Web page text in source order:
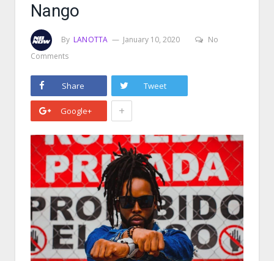
Nango
By LANOTTA January 10, 2020
No
Comments
Share Tweet
Google+ +